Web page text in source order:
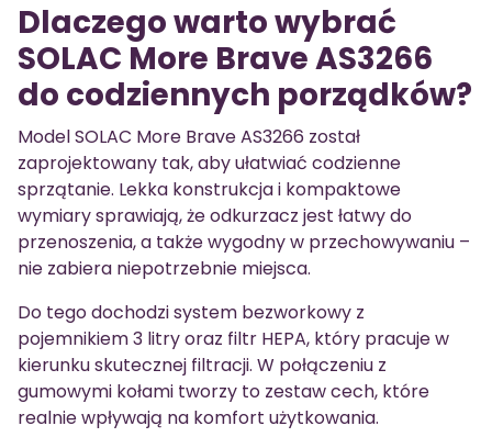
Dlaczego warto wybrać
SOLAC More Brave AS3266
do codziennych porządków?
Model SOLAC More Brave AS3266 został
zaprojektowany tak, aby ułatwiać codzienne
sprzątanie. Lekka konstrukcja i kompaktowe
wymiary sprawiają, że odkurzacz jest łatwy do
przenoszenia, a także wygodny w przechowywaniu –
nie zabiera niepotrzebnie miejsca.
Do tego dochodzi system bezworkowy z
pojemnikiem 3 litry oraz filtr HEPA, który pracuje w
kierunku skutecznej filtracji. W połączeniu z
gumowymi kołami tworzy to zestaw cech, które
realnie wpływają na komfort użytkowania.